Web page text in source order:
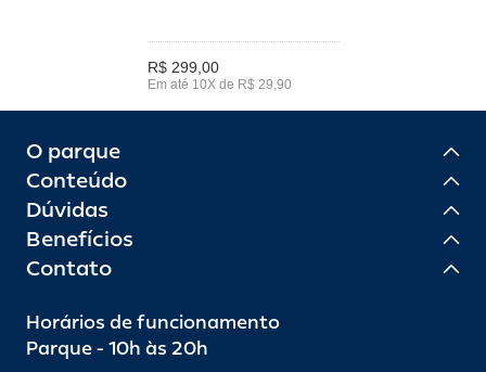
R$ 299,00
Em até 10X de R$ 29,90
O parque
Conteúdo
Dúvidas
Benefícios
Contato
Horários de funcionamento
Parque - 10h às 20h